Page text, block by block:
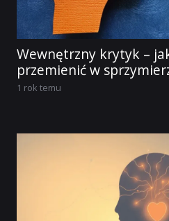
Wewnętrzny krytyk –
przemienić w
1 rok temu